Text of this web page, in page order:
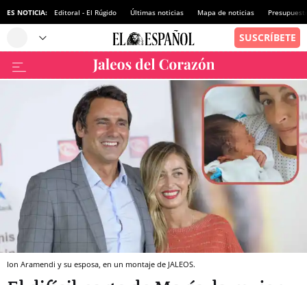
ES NOTICIA: Editoral - El Rúgido Últimas noticias Mapa de noticias
Ion Aramendi y su esposa, en un montaje de JALEOS.